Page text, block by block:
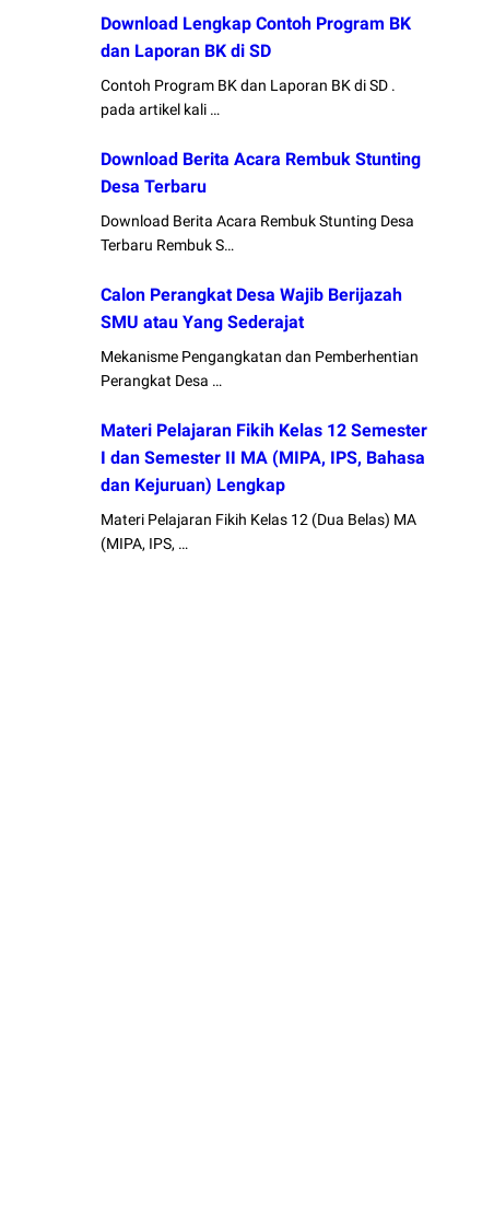
Download Lengkap Contoh Program BK
dan Laporan BK di SD
Contoh Program BK dan Laporan BK di SD .
pada artikel kali …
Download Berita Acara Rembuk Stunting
Desa Terbaru
Download Berita Acara Rembuk Stunting Desa
Terbaru Rembuk S…
Calon Perangkat Desa Wajib Berijazah
SMU atau Yang Sederajat
Mekanisme Pengangkatan dan Pemberhentian
Perangkat Desa …
Materi Pelajaran Fikih Kelas 12 Semester
I dan Semester II MA (MIPA, IPS, Bahasa
dan Kejuruan) Lengkap
Materi Pelajaran Fikih Kelas 12 (Dua Belas) MA
(MIPA, IPS, …